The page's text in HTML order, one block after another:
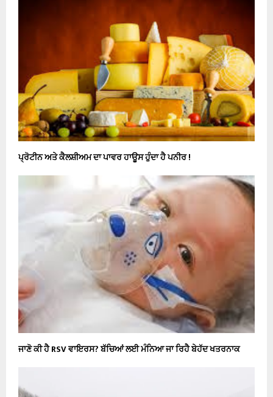
ਪ੍ਰੋਟੀਨ ਅਤੇ ਕੈਲਸ਼ੀਅਮ ਦਾ ਪਾਵਰ ਹਾਊਸ ਹੁੰਦਾ ਹੈ ਪਨੀਰ !
ਜਾਣੋ ਕੀ ਹੈ RSV ਵਾਇਰਸ? ਬੱਚਿਆਂ ਲਈ ਮੰਨਿਆ ਜਾ ਰਿਹੈ ਬੇਹੱਦ ਖਤਰਨਾਕ